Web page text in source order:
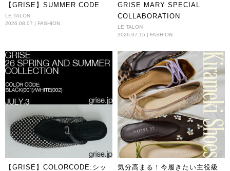
【GRISE】SUMMER CODE
LE TALON
2026.08.07 | FASHION
GRISE MARY SPECIAL
COLLABORATION
LE TALON
2026.07.15 | FASHION
【GRISE】COLORCODE:シッ
気分高まる！今履きたい主役級